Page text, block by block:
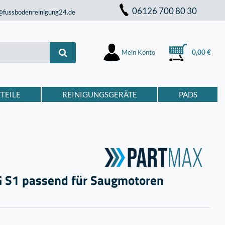
06126 700 80 30
Mein Konto 0,00 €
REINIGUNGSGERÄTE PADS
passend für Saugmotoren